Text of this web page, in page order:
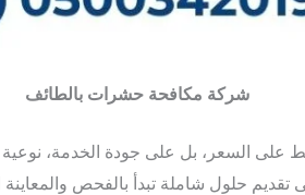
شركة مكافحة حشرات بالطائف
السعر، بل على جودة الخدمة، نوعية
حلول شاملة تبدأ بالفحص والمعاينة